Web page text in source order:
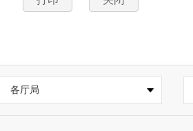
各厅局